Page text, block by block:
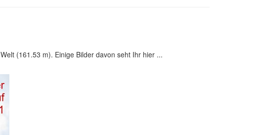
(161.53 m). Einige Bilder davon seht Ihr hier ...